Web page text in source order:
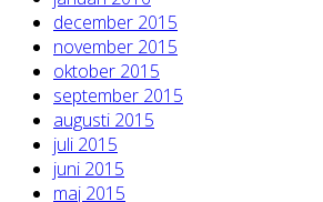
december 2015
november 2015
oktober 2015
september 2015
augusti 2015
juli 2015
juni 2015
maj 2015